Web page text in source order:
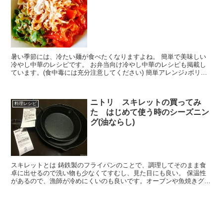
暑い季節には、冷たい麺が食べたくなりますよね。 簡単で美味しい
冷やし中華のレシピです。 お弁当向け冷やし中華のレシピも掲載し
ています。(食中毒には充分注意してください) 簡単アレンジ♪ボリュ
料理レシピ
ニトリ スキレットの買ってみ
た はじめて使う時のシーズニン
グ(油ならし)
スキレットとは 鋳鉄製のフライパンのことで、調理してそのまま食
卓に出せるので洗い物も少なくてすむし、見た目にも良い。 保温性
があるので、漁師が冷めにくいのも良いです。オーブンや魚焼きグリ